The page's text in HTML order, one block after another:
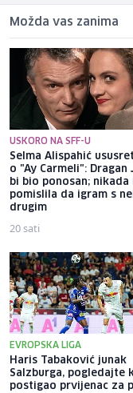
Možda vas zanima
USKORO NA SFF-U
Selma Alispahić
o "Ay Carmeli": Dragan
bi bio ponosan; nikada
pomislila da igram s
drugim
20 sati
EVROPSKA LIGA
Haris Tabaković junak
Salzburga, pogledajte
postigao prvijenac za